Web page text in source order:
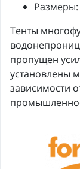
Размеры:
Тенты
пропущен
установлены
зависимости